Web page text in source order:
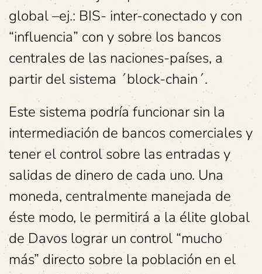
global –ej.: BIS- inter-conectado y con
“influencia” con y sobre los bancos
centrales de las naciones-países, a
partir del sistema ´block-chain´.
Este sistema podría funcionar sin la
intermediación de bancos comerciales y
tener el control sobre las entradas y
salidas de dinero de cada uno. Una
moneda, centralmente manejada de
éste modo, le permitirá a la élite global
de Davos lograr un control “mucho
más” directo sobre la población en el